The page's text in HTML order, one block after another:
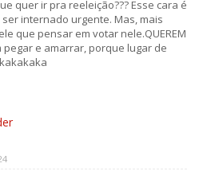
quer ir pra reeleição??? Esse cara é
ser internado urgente. Mas, mais
que pensar em votar nele.QUEREM
pegar e amarrar, porque lugar de